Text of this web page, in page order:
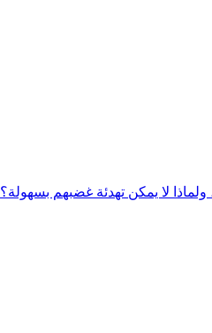
لا يمكن تهدئة غضبهم بسهولة؟